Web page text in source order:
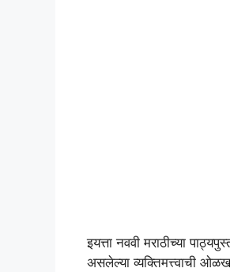
इयत्ता नववी मराठीच्या
असलेल्या व्यक्तिमत्त्वाची